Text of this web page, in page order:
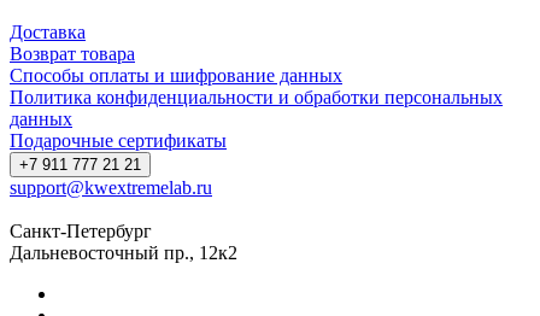
Доставка
Возврат товара
Способы оплаты и шифрование данных
Политика конфиденциальности и обработки персональных
данных
Подарочные сертификаты
+7 911 777 21 21
support@kwextremelab.ru
Санкт-Петербург
Дальневосточный пр., 12к2